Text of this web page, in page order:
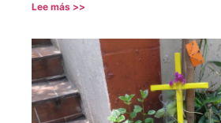
Lee más >>